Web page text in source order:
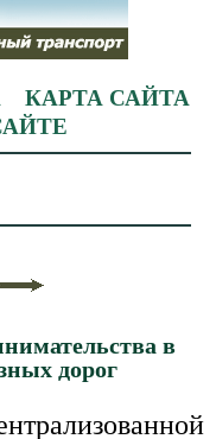
КАРТА САЙТА
в
дорог